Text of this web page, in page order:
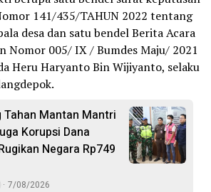
141/435/TAHUN 2022 tentang
desa dan satu bendel Berita Acara
Nomor 005/ IX / Bumdes Maju/ 2021
Heru Haryanto Bin Wijiyanto, selaku
Tahan Mantan Mantri
Korupsi Dana
Negara Rp749
7/08/2026